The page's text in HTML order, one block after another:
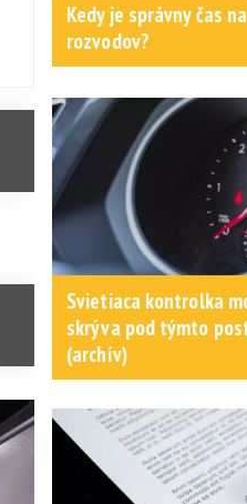
Kedy je správny čas
rozvodov?
Svietiaca kontrolka
skrýva pod týmto
(archív)